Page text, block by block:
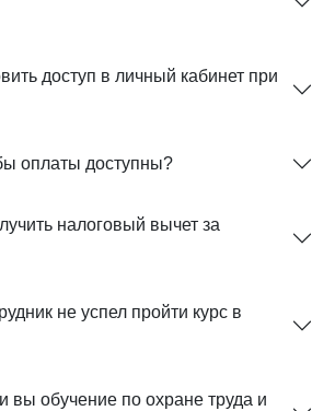
доступ в личный кабинет при
оплаты доступны?
налоговый вычет за
не успел пройти курс в
вы обучение по охране труда и